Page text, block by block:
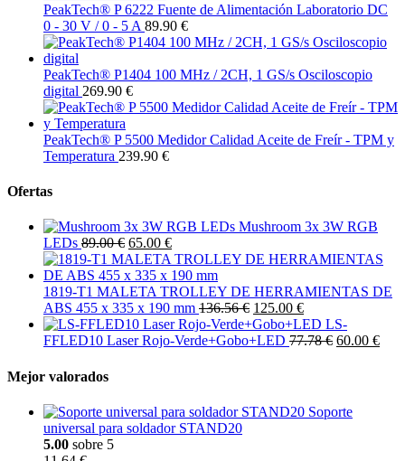
PeakTech® P 6222 Fuente de Alimentación Laboratorio DC
0 - 30 V / 0 - 5 A 89.90 €
PeakTech® P1404 100 MHz / 2CH, 1 GS/s Osciloscopio
digital 269.90 €
PeakTech® P 5500 Medidor Calidad Aceite de Freír - TPM y
Temperatura 239.90 €
Ofertas
Mushroom 3x 3W RGB
LEDs 89.00 € 65.00 €
1819-T1 MALETA TROLLEY DE HERRAMIENTAS DE
ABS 455 x 335 x 190 mm 136.56 € 125.00 €
LS-
FFLED10 Laser Rojo-Verde+Gobo+LED 77.78 € 60.00 €
Mejor valorados
Soporte
universal para soldador STAND20
5.00 sobre 5